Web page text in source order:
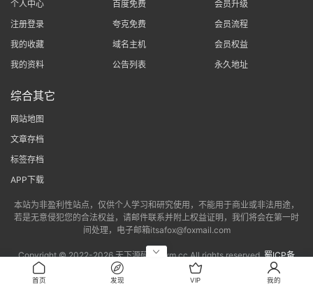
个人中心
注册登录
我的收藏
我的资料
百度免费
夸克免费
域名主机
公告列表
会员升级
会员流程
会员权益
永久地址
综合其它
网站地图
文章存档
标签存档
APP下载
本站为非盈利性站点，仅供个人学习和研究使用，不能用于商业或非法用途，
若是无意侵犯您的合法权益，请邮件联系并附上权益证明，我们将会在第一时
间处理，电子邮箱itsafox@foxmail.com
Copyright © 2022-2026 天下源码网txym.cc All rights reserved.蜀ICP备
2022013802号-6
蜀ICP备2022013802号-3
首页 发现 VIP 我的